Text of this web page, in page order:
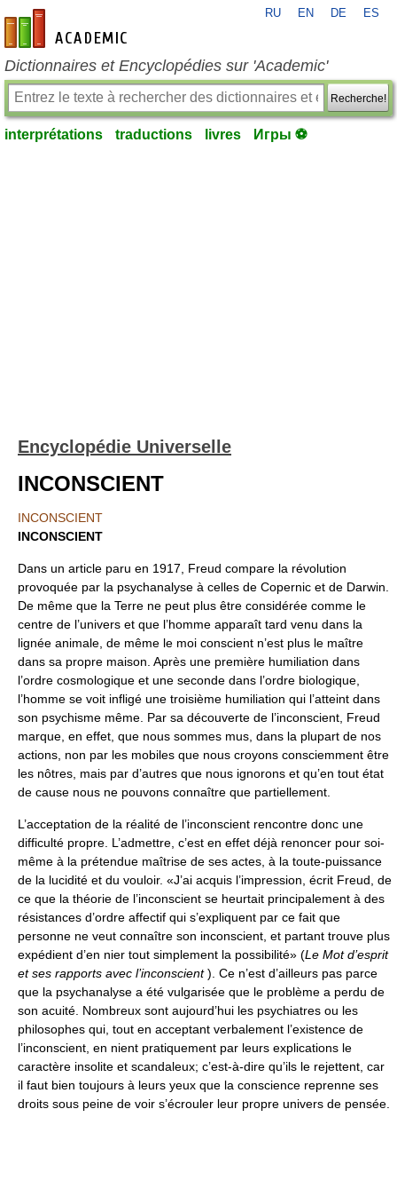
fr-academic.com
RU EN DE ES
Dictionnaires et Encyclopédies sur 'Academic'
Recherche!
interprétations traductions livres Игры ⚽
Encyclopédie Universelle
INCONSCIENT
INCONSCIENT
INCONSCIENT
Dans un article paru en 1917, Freud compare la révolution
provoquée par la psychanalyse à celles de Copernic et de Darwin.
De même que la Terre ne peut plus être considérée comme le
centre de l’univers et que l’homme apparaît tard venu dans la
lignée animale, de même le moi conscient n’est plus le maître
dans sa propre maison. Après une première humiliation dans
l’ordre cosmologique et une seconde dans l’ordre biologique,
l’homme se voit infligé une troisième humiliation qui l’atteint dans
son psychisme même. Par sa découverte de l’inconscient, Freud
marque, en effet, que nous sommes mus, dans la plupart de nos
actions, non par les mobiles que nous croyons consciemment être
les nôtres, mais par d’autres que nous ignorons et qu’en tout état
de cause nous ne pouvons connaître que partiellement.
L’acceptation de la réalité de l’inconscient rencontre donc une
difficulté propre. L’admettre, c’est en effet déjà renoncer pour soi-
même à la prétendue maîtrise de ses actes, à la toute-puissance
de la lucidité et du vouloir. «J’ai acquis l’impression, écrit Freud, de
ce que la théorie de l’inconscient se heurtait principalement à des
résistances d’ordre affectif qui s’expliquent par ce fait que
personne ne veut connaître son inconscient, et partant trouve plus
expédient d’en nier tout simplement la possibilité» (Le Mot d’esprit
et ses rapports avec l’inconscient). Ce n’est d’ailleurs pas parce
que la psychanalyse a été vulgarisée que le problème a perdu de
son acuité. Nombreux sont aujourd’hui les psychiatres ou les
philosophes qui, tout en acceptant verbalement l’existence de
l’inconscient, en nient pratiquement par leurs explications le
caractère insolite et scandaleux; c’est-à-dire qu’ils le rejettent, car
il faut bien toujours à leurs yeux que la conscience reprenne ses
droits sous peine de voir s’écrouler leur propre univers de pensée.